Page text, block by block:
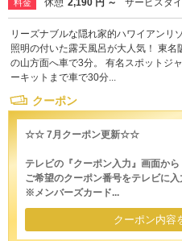
料金 休憩 2,190 円 ～ サービスタ
リーズナブルな隠れ家的ハワイアンリ
照明の付いた露天風呂が大人気！ 東
の山方面へ車で3分。 有名スポットジ
ーキットまで車で30分...
クーポン
☆☆ 7月クーポン更新☆☆
テレビの『クーポン入力』画面から
ご希望のクーポン番号をテレビに入
※メンバーズカード...
クーポン内容